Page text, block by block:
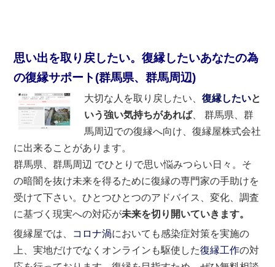
思い出を取り戻したい。復縁したいあなたの為
の復縁サポート(群馬県、群馬周辺)
大切な人を取り戻したい、復縁したいと
いう強い気持ちがあれば、 群馬県、群
馬周辺での復縁へ向け、復縁屋株式会社
に出来ることがあります。
群馬県、群馬周辺 でひとりで思い悩みつらい日々。そ
の暗闇を抜け未来を得るために復縁の専門家の手助けを
受けて下さい。ひとつひとつのアドバイス、変化、調査
に基づく現実への対応が未来を切り開いていきます。
復縁屋では、 コロナ渦においても感染症対策を実施の
上、実地だけでなくオンラインも駆使した復縁工作の対